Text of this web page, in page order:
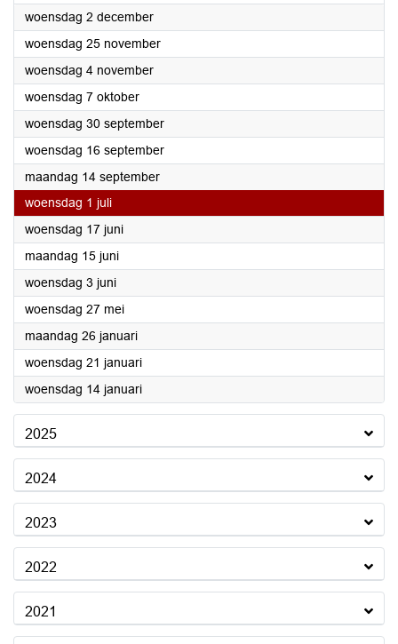
woensdag 2 december2026
woensdag 25 november2026
woensdag 4 november2026
woensdag 7 oktober2026
woensdag 30 september2026
woensdag 16 september2026
maandag 14 september2026
woensdag 1 juli2026
woensdag 17 juni2026
maandag 15 juni2026
woensdag 3 juni2026
woensdag 27 mei2026
maandag 26 januari2026
woensdag 21 januari2026
woensdag 14 januari2026
2025
2024
2023
2022
2021